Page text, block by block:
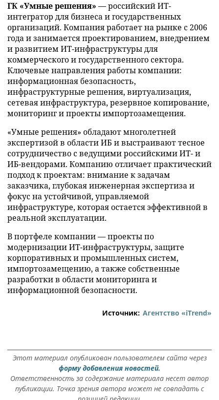
ГК «Умные решения» — российский ИТ-
интегратор для бизнеса и государственных
организаций. Компания работает на рынке с 2006
года и занимается проектированием, внедрением
и развитием ИТ-инфраструктуры для
коммерческого и государственного сектора.
Ключевые направления работы компании:
информационная безопасность,
инфраструктурные решения, виртуализация,
сетевая инфраструктура, резервное копирование,
мониторинг и проекты импортозамещения.
«Умные решения» обладают многолетней
экспертизой в области ИБ и выстраивают тесное
сотрудничество с ведущими российскими ИТ- и
ИБ-вендорами. Компанию отличает практический
подход к проектам: внимание к задачам
заказчика, глубокая инженерная экспертиза и
фокус на устойчивой, управляемой
инфраструктуре, которая остается эффективной в
реальной эксплуатации.
В портфеле компании — проекты по
модернизации ИТ-инфраструктуры, защите
корпоративных и промышленных систем,
импортозамещению, а также собственные
разработки в области мониторинга и
информационной безопасности.
Источник: Агентство «iTrend»
Этот материал опубликован пользователем сайта через
форму добавления новостей.
Ответственность за содержание материала несет автор
публикации. Точка зрения автора может не совпадать с